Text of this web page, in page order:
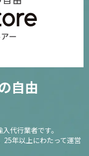
自由
代行業者です。
25年以上にわたって運営